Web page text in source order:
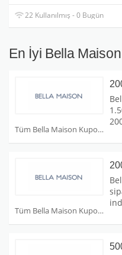
22 Kullanılmış - 0 Bugün
En İyi Bella
Tüm Bella Maison Kuponları
Tüm Bella Maison Kuponları